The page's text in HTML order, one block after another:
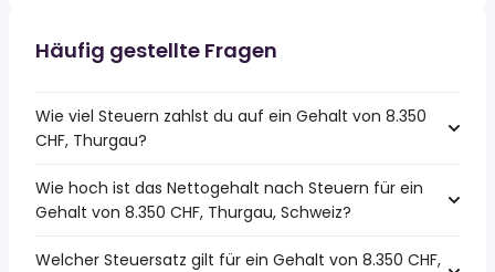
Häufig gestellte Fragen
Wie viel Steuern zahlst du auf ein Gehalt von 8.350
CHF, Thurgau?
Wie hoch ist das Nettogehalt nach Steuern für ein
Gehalt von 8.350 CHF, Thurgau, Schweiz?
Welcher Steuersatz gilt für ein Gehalt von 8.350 CHF,